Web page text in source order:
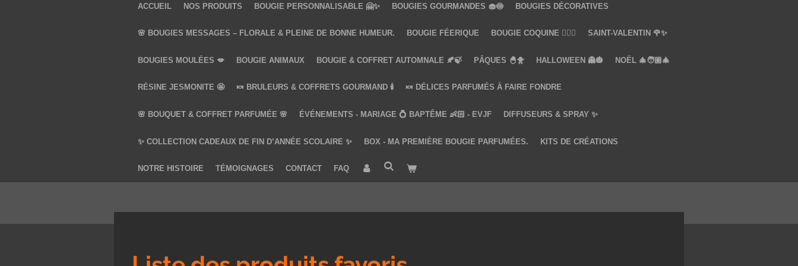
ACCUEIL NOS PRODUITS BOUGIE PERSONNALISABLE 🤗✨ BOUGIES GOURMANDES 🧁🍥 BOUGIES DÉCORATIVES
🌸 BOUGIES MESSAGES – FLORALE & PLEINE DE BONNE HUMEUR. BOUGIE FÉERIQUE BOUGIE COQUINE ❤️‍🔥🔞 SAINT-VALENTIN 🌹✨
BOUGIES MOULÉES 💋 BOUGIE ANIMAUX BOUGIE & COFFRET AUTOMNALE 🍂🍃 PÂQUES 🐣🐥 HALLOWEEN 👻🎃 NOËL 🎄🧑🏼‍🎄
RÉSINE JESMONITE 🤩 🍬 BRULEURS & COFFRETS GOURMAND 🕯️ 🍬 DÉLICES PARFUMÉS À FAIRE FONDRE
🌸 BOUQUET & COFFRET PARFUMÉE 🌸 ÉVÉNEMENTS - MARIAGE 💍 BAPTÊME 👶🏻 - EVJF DIFFUSEURS & SPRAY ✨
✨ COLLECTION CADEAUX DE FIN D’ANNÉE SCOLAIRE ✨ BOX - MA PREMIÈRE BOUGIE PARFUMÉES. KITS DE CRÉATIONS
NOTRE HISTOIRE TÉMOIGNAGES CONTACT FAQ